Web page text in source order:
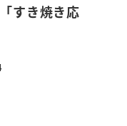
すき焼き応